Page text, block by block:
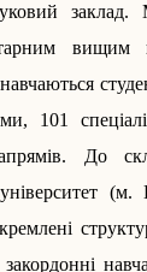
вищим
101
До
(м.